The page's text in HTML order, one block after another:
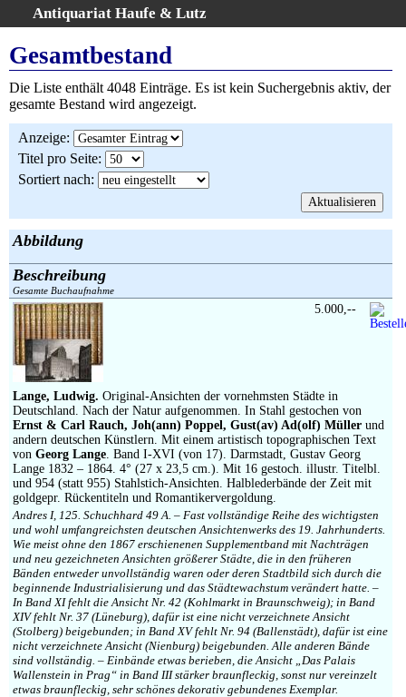
Antiquariat Haufe & Lutz
Home
Gesamtbestand
Kategorien
Schlagwörter
Warenkorb
Widerruf
Über uns
Aktuelle Kataloge
Kontakt
Ankauf
Links
Impressum
Gesamtbestand
Die Liste enthält 4048 Einträge. Es ist kein Suchergebnis aktiv, der
gesamte Bestand wird angezeigt.
Anzeige:
Titel pro Seite:
Sortiert nach:
Abbildung
Beschreibung
Gesamte Buchaufnahme
Lange, Ludwig. Original-Ansichten der vornehmsten Städte in
Deutschland. Nach der Natur aufgenommen. In Stahl gestochen von
Ernst & Carl Rauch, Joh(ann) Poppel, Gust(av) Ad(olf) Müller und
andern deutschen Künstlern. Mit einem artistisch topographischen Text
von Georg Lange. Band I-XVI (von 17). Darmstadt, Gustav Georg
Lange 1832 – 1864. 4° (27 x 23,5 cm.). Mit 16 gestoch. illustr. Titelbl.
und 954 (statt 955) Stahlstich-Ansichten. Halblederbände der Zeit mit
goldgepr. Rückentiteln und Romantikervergoldung.
Andres I, 125. Schuchhard 49 A. – Fast vollständige Reihe des wichtigsten
und wohl umfangreichsten deutschen Ansichtenwerks des 19. Jahrhunderts.
Wie meist ohne den 1867 erschienenen Supplementband mit Nachträgen
und neu gezeichneten Ansichten größerer Städte, die in den früheren
Bänden entweder unvollständig waren oder deren Stadtbild sich durch die
beginnende Industrialisierung und das Städtewachstum verändert hatte. –
In Band XI fehlt die Ansicht Nr. 42 (Kohlmarkt in Braunschweig); in Band
XIV fehlt Nr. 37 (Lüneburg), dafür ist eine nicht verzeichnete Ansicht
(Stolberg) beigebunden; in Band XV fehlt Nr. 94 (Ballenstädt), dafür ist eine
nicht verzeichnete Ansicht (Nienburg) beigebunden. Alle anderen Bände
sind vollständig. – Einbände etwas berieben, die Ansicht „Das Palais
Wallenstein in Prag“ in Band III stärker braunfleckig, sonst nur vereinzelt
etwas braunfleckig, sehr schönes dekorativ gebundenes Exemplar.
5.000,--